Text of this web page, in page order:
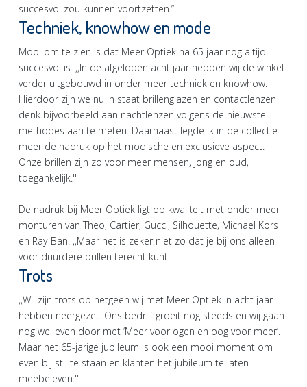
succesvol zou kunnen voortzetten.”
Techniek, knowhow en mode
Mooi om te zien is dat Meer Optiek na 65 jaar nog altijd
succesvol is. ,,In de afgelopen acht jaar hebben wij de winkel
verder uitgebouwd in onder meer techniek en knowhow.
Hierdoor zijn we nu in staat brillenglazen en contactlenzen
denk bijvoorbeeld aan nachtlenzen volgens de nieuwste
methodes aan te meten. Daarnaast legde ik in de collectie
meer de nadruk op het modische en exclusieve aspect.
Onze brillen zijn zo voor meer mensen, jong en oud,
toegankelijk.''
De nadruk bij Meer Optiek ligt op kwaliteit met onder meer
monturen van Theo, Cartier, Gucci, Silhouette, Michael Kors
en Ray-Ban. ,,Maar het is zeker niet zo dat je bij ons alleen
voor duurdere brillen terecht kunt.''
Trots
,,Wij zijn trots op hetgeen wij met Meer Optiek in acht jaar
hebben neergezet. Ons bedrijf groeit nog steeds en wij gaan
nog wel even door met ‘Meer voor ogen en oog voor meer’.
Maar het 65-jarige jubileum is ook een mooi moment om
even bij stil te staan en klanten het jubileum te laten
meebeleven.''